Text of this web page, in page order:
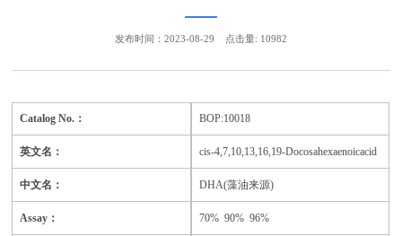
Catalog No.： BOP:10018
英文名： cis-4,7,10,13,16,19-Docosahexaenoicacid
中文名： DHA(藻油来源)
Assay： 70% 90% 96%